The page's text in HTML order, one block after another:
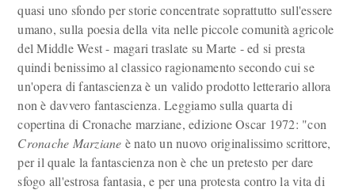
quasi uno sfondo per storie concentrate soprattutto sull'essere
umano, sulla poesia della vita nelle piccole comunità agricole
del Middle West - magari traslate su Marte - ed si presta
quindi benissimo al classico ragionamento secondo cui se
un'opera di fantascienza è un valido prodotto letterario allora
non è davvero fantascienza. Leggiamo sulla quarta di
copertina di Cronache marziane, edizione Oscar 1972: "con
Cronache Marziane è nato un nuovo originalissimo scrittore,
per il quale la fantascienza non è che un pretesto per dare
sfogo all'estrosa fantasia, e per una protesta contro la vita di